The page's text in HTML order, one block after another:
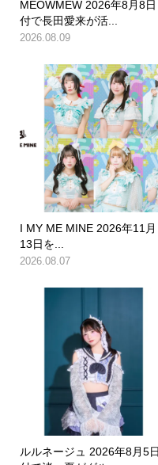
MEOWMEW 2026年8月8日
付で長田愛来が活...
2026.08.09
I MY ME MINE 2026年11月
13日を...
2026.08.07
ルルネージュ 2026年8月5日